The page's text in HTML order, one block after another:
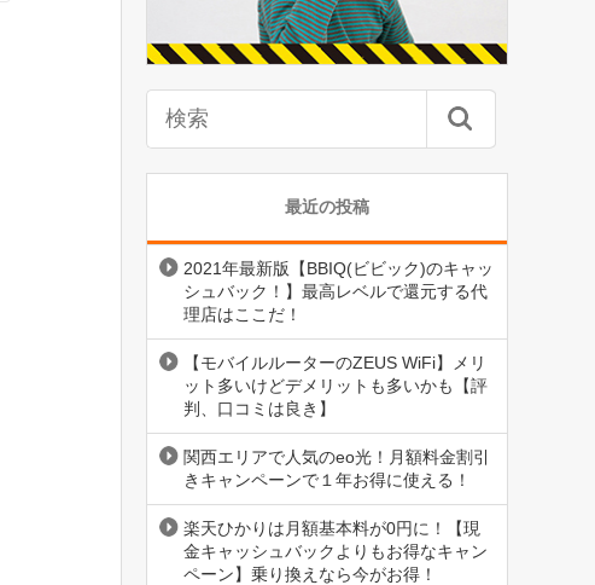
最近の投稿
2021年最新版【BBIQ(ビビック)のキャッ
シュバック！】最高レベルで還元する代
理店はここだ！
【モバイルルーターのZEUS WiFi】メリ
ット多いけどデメリットも多いかも【評
判、口コミは良き】
関西エリアで人気のeo光！月額料金割引
きキャンペーンで１年お得に使える！
楽天ひかりは月額基本料が0円に！【現
金キャッシュバックよりもお得なキャン
ペーン】乗り換えなら今がお得！